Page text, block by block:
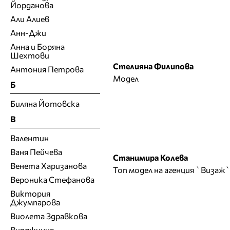
Стелияна Филипова
Модел
Станимира Колева
Топ модел на агенция `Визаж`
Йорданова
Али Алиев
Анн-Джи
Анна и Боряна
Шехтови
Антония Петрова
Б
Биляна Йотовска
В
Валентин
Ваня Пейчева
Венета Харизанова
Вероника Стефанова
Виктория
Джумпарова
Виолета Здравкова